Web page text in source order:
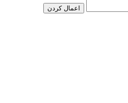
اعمال کردن